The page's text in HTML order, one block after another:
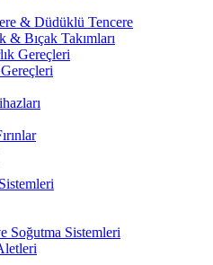
& Düdüklü Tencere
& Bıçak Takımları
Gereçleri
Soğutma Sistemleri